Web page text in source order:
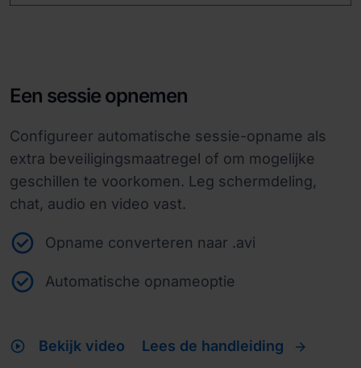
Een sessie opnemen
Configureer automatische sessie-opname als
extra beveiligingsmaatregel of om mogelijke
geschillen te voorkomen. Leg schermdeling,
chat, audio en video vast.
Opname converteren naar .avi
Automatische opnameoptie
play_circle Bekijk video Lees de handleiding